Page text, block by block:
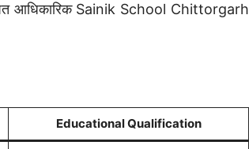
आधिकारिक Sainik School Chittorgarh
Educational Qualification